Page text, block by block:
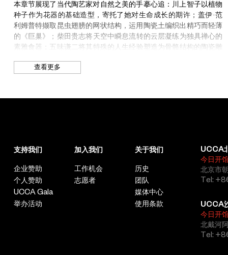
迎来两次发展热潮，但于90年代后受到经济衰退和大批量生产陶
器的影响而逐渐陷入困境。为复兴这一传统陶艺，岐阜县从1986
年开始举办“美浓国际陶瓷节”，每三年举办一次，邀请全球艺术家
参与陶瓷文化的国际交流。
展览。岐阜县现代陶艺美术馆所在的陶瓷公园MINO由日本建筑设
计师矶崎新设计，所使用的建筑瓷砖均产自当地。陶瓷公园MINO
是一个综合体，旨在通过研究与传播日本陶瓷文化促进陶瓷工业的
发展。
本章节展现了当代陶艺家对自然之美的手摹心追：川上智子以植物
种子作为花器的基础造型，寄托了她对生命成长的期许； 盖伊·范
利姆普特撷取昆虫翅膀的网状结构，运用陶瓷土编织出精巧而轻薄
的《巨巢》； 柴田贵志将天空中瞬息流转的云层凝练为独具禅心的
素雅食器；
五味谦二 将其特殊的人生经验塑造为骨骼结构的陶瓷雕
亡之间的辩证关系。
始终兼具日常用具与艺术品的双重属性，既受到当代德国工业设计
的极简思潮影响，又吸取了
世纪初“装饰艺术”运动所提倡的几何
结构美学。
本章节展现了当代陶艺如何在平面及三维空间中应用几何元素，并
将其从一种形式语言扩展至表达情绪和感知的创作方法：安格拉·
瓜利尼将几何纹融入绞胎技艺，营造简约克制的装饰线条；加布里
埃勒·海因在同一器型上进行多种削减试验，创作出十二种形式变
奏；肯特·本森的茶壶融合了立体主义的空间拼贴与构成主义的机
查看更多
支持我们
企业赞助
个人赞助
UCCA Gala
举办活动
加入我们
工作机会
志愿者
关于我们
历史
团队
媒体中心
使用条款
UCCA
今日开
北京市
Tel:
UCCA
今日开
北戴河
Tel: